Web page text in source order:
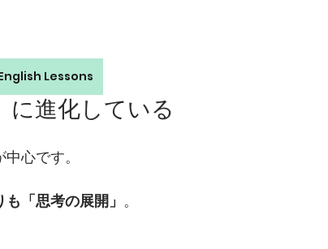
Lessons
に進化している
心です。
「思考の展開」 。